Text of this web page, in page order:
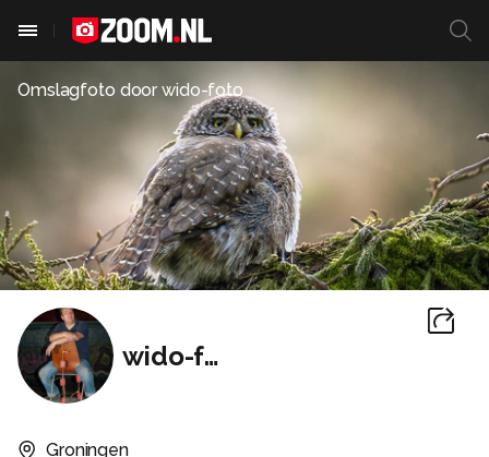
Omslagfoto doorwido-foto
wido-foto
Groningen